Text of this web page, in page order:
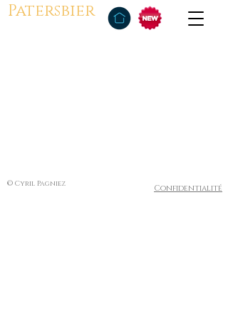
Patersbier
© Cyril Pagniez Confidentialité